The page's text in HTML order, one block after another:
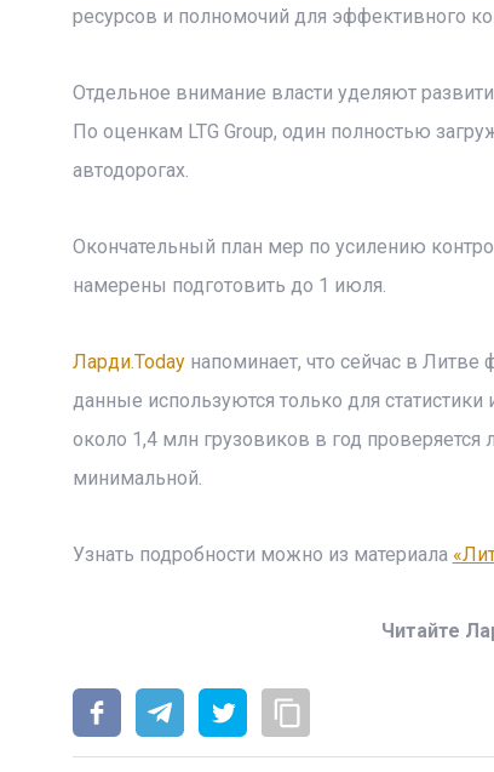
ресурсов и полномочий для эффективного
Отдельное внимание власти уделяют
По оценкам LTG Group, один полностью
автодорогах.
Окончательный план мер по усилению
намерены подготовить до 1 июля.
Ларди.Todayнапоминает, что сейчас в Литве
данные используются только для
около 1,4 млн грузовиков в год проверяется
минимальной.
Узнать подробности можно из материала
Читайте